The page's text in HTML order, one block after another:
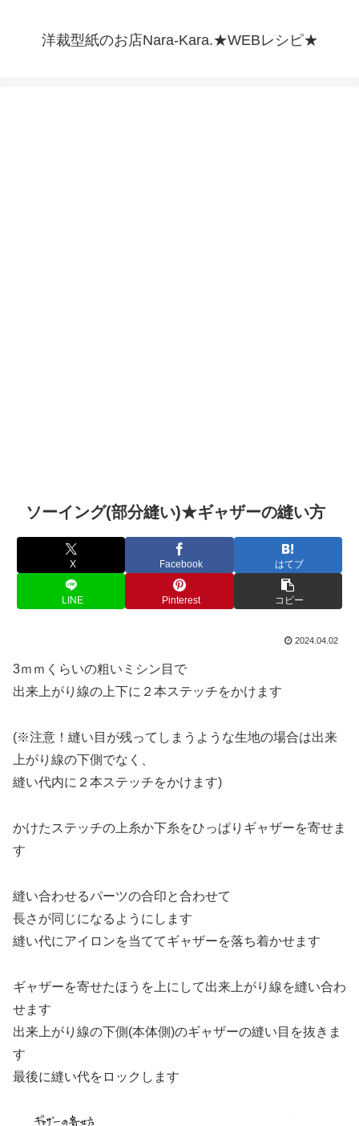
洋裁型紙のお店Nara-Kara.★WEBレシピ★
ソーイング(部分縫い)★ギャザーの縫い方
X Facebook はてブ
LINE Pinterest コピー
2024.04.02
3ｍｍくらいの粗いミシン目で
出来上がり線の上下に２本ステッチをかけます
(※注意！縫い目が残ってしまうような生地の場合は出来
上がり線の下側でなく、
縫い代内に２本ステッチをかけます)
かけたステッチの上糸か下糸をひっぱりギャザーを寄せま
す
縫い合わせるパーツの合印と合わせて
長さが同じになるようにします
縫い代にアイロンを当ててギャザーを落ち着かせます
ギャザーを寄せたほうを上にして出来上がり線を縫い合わ
せます
出来上がり線の下側(本体側)のギャザーの縫い目を抜きま
す
最後に縫い代をロックします